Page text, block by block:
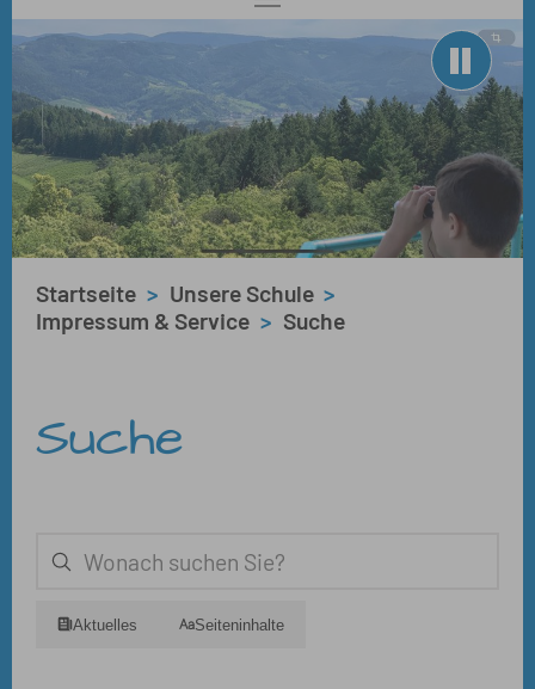
Startseite
Unsere Schule
Impressum & Service
Suche
Suche
Aktuelles Seiteninhalte